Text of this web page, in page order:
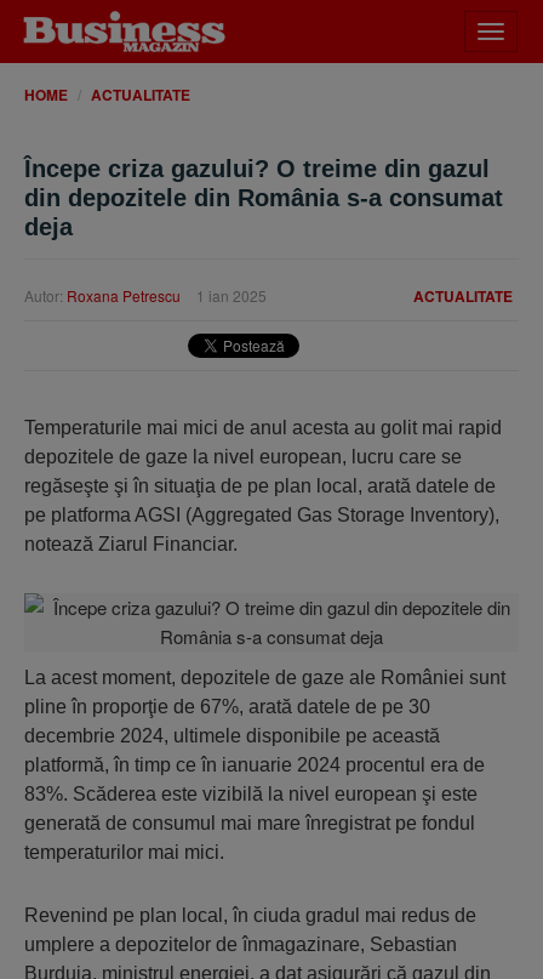
meniu
HOME ACTUALITATE
Începe criza gazului? O treime din gazul
din depozitele din România s-a consumat
deja
ACTUALITATE
Autor: Roxana Petrescu 1 ian 2025
Temperaturile mai mici de anul acesta au golit mai rapid
depozitele de gaze la nivel european, lucru care se
regăseşte şi în situaţia de pe plan local, arată datele de
pe platforma AGSI (Aggregated Gas Storage Inventory),
notează Ziarul Financiar.
La acest moment, depozitele de gaze ale României sunt
pline în proporţie de 67%, arată datele de pe 30
decembrie 2024, ultimele disponibile pe această
platformă, în timp ce în ianuarie 2024 procentul era de
83%. Scăderea este vizibilă la nivel european şi este
generată de consumul mai mare înregistrat pe fondul
temperaturilor mai mici.
Revenind pe plan local, în ciuda gradul mai redus de
umplere a depozitelor de înmagazinare, Sebastian
Burduja, ministrul energiei, a dat asigurări că gazul din